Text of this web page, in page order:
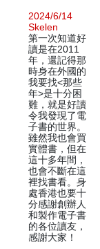
2024/6/14
Skelen
第一次知道好
讀是在2011
年，還記得那
時身在外國的
我要找<那些
年>是十分困
難，就是好讀
令我發現了電
子書的世界。
雖然我也會買
實體書，但在
這十多年間，
也會不斷在這
裡找書看。身
處香港也要十
分感謝創辦人
和製作電子書
的各位讀友，
感謝大家！